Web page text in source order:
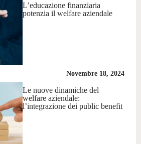
L’educazione finanziaria
potenzia il welfare aziendale
Novembre 18, 2024
Le nuove dinamiche del
welfare aziendale:
l’integrazione dei public benefit